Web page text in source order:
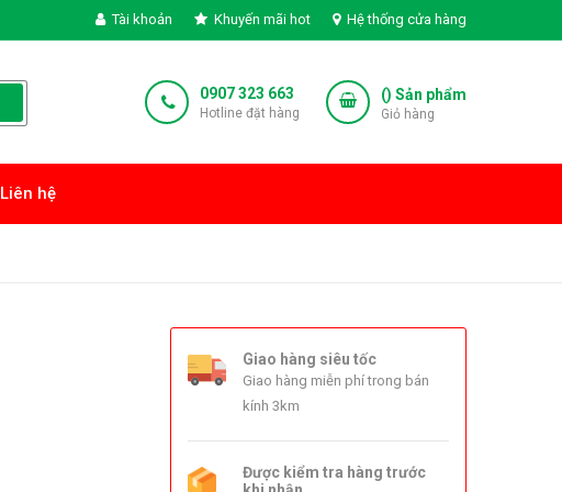
Tài khoản Khuyến mãi hot Hệ thống cửa hàng
0907 323 663
Hotline đặt hàng
() Sản phẩm
Giỏ hàng
Liên hệ
Giao hàng siêu tốc
Giao hàng miễn phí trong bán
kính 3km
Được kiểm tra hàng trước